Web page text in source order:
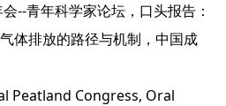
--青年科学家论坛，口头报告：
体排放的路径与机制，中国成
Peatland Congress, Oral